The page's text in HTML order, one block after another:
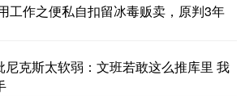
工作之便私自扣留冰毒贩卖，原判3年
克斯太软弱：文班若敢这么推库里 我